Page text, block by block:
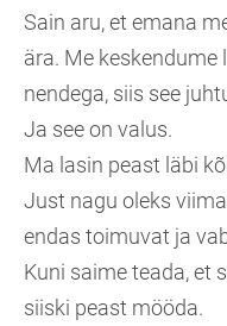
Sain aru, et emana
ära. Me keskendume
nendega, siis see
Ja see on valus.
Ma lasin peast läbi
Just nagu oleks
endas toimuvat ja
Kuni saime teada, et
siiski peast mööda.